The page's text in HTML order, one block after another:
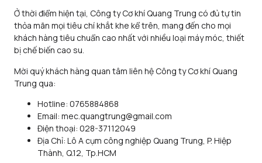
Ở thời điểm hiện tại, Công ty Cơ khí Quang Trung có đủ tự tin
thỏa mãn mọi tiêu chí khắt khe kể trên, mang đến cho mọi
khách hàng tiêu chuẩn cao nhất với nhiều loại máy móc, thiết
bị chế biến cao su.
Mời quý khách hàng quan tâm liên hệ Công ty Cơ khí Quang
Trung qua:
Hotline: 0765884868
Email: mec.quangtrung@gmail.com
Điện thoại: 028-37112049
Địa Chỉ: Lô A cụm công nghiệp Quang Trung, P. Hiệp
Thành, Q.12, Tp.HCM